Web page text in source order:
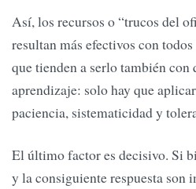
Así, los recursos o “trucos del
resultan más efectivos con
que tienden a serlo también
aprendizaje: solo hay que
paciencia, sistematicidad y
El último factor es decisivo. Si
y la consiguiente respuesta son